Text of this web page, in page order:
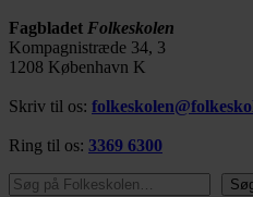
Fagbladet Folkeskolen
Kompagnistræde 34, 3
1208 København K
Skriv til os:
Ring til os: 3369 6300
Søg på Folkeskolen…